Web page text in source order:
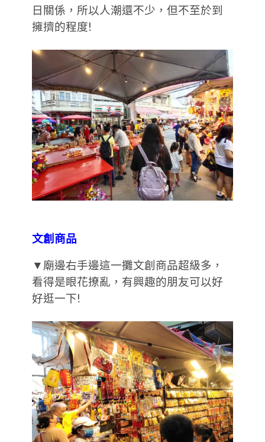
日關係，所以人潮還不少，但不至於到
擁擠的程度!
文創商品
▼廟邊右手邊這一攤文創商品超級多，
看得是眼花撩亂，有興趣的朋友可以好
好逛一下!